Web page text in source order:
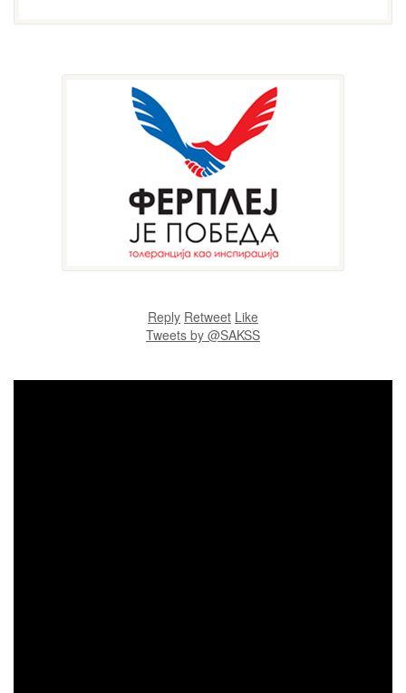
Reply Retweet Like
Tweets by @SAKSS